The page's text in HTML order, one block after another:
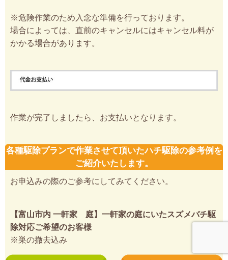
※危険作業のため入念な準備を行っております。
場合によっては、直前のキャンセルにはキャンセル料が
かかる場合があります。
作業が完了しましたら、お支払いとなります。
各種駆除プランで作業させて頂いたハチ駆除の参考例を
ご紹介いたします。
お申込みの際のご参考にしてみてください。
【富山市内 一軒家 庭】一軒家の庭にいたスズメバチ駆
除対応ご希望のお客様
※巣の撤去込み